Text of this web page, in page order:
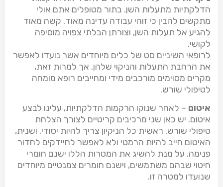
הדלקתיות מתעלות השן. בתור מטופלים אתם אולי
מתקשים להבין כי זוהי עבודה עדינה מאוד. קשה מאוד
להגיע אל תעלות השן, וצורתן הבלתי צפויה מוסיפה
לקושי.
לרופאי השיניים סט של כלים מיוחדים אשר נועדו לאפשר
את הרחבת התעלות והניקוי שלהן. אך למרות זאת,
מקרים מסוימים מורכבים מידי ומחייבים רופא מומחה
לטיפולי שורש.
איטום – לאחר שנוקו הרקמות הדלקתיות, עלינו לבצע
איטום. יש כאן שני מרכיבים קריטיים לצורך הצלחת
טיפולי שורש. ראשית כל הניקיון צריך להיות יסודי. ושנית,
האיטום חייב להיות הרמטי ולא לאפשר לחיידקים לחדור
פנימה. על מנת להשיג את המטרות הללו ישנם חומרי
חיטוי שבהם משתמשים, וישנם חומרים צמנטיים מיוחדים
שנועדו למטרה זו.